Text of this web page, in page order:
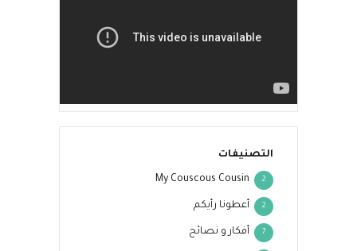
التصنيفات
My Couscous Cousin 2
أعطونا رأيكم 2
أفكار و نصائح 7